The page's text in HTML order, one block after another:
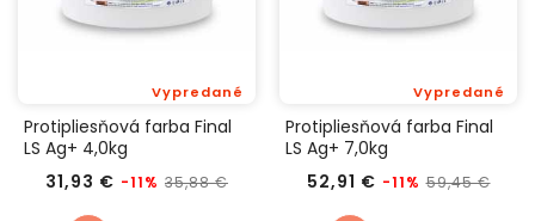
Protipliesňová farba Final
LS Ag+ 4,0kg
31,93 € Bežná
-11% 35,88 €
Vypredané
Cena
Protipliesňová farba Final
LS Ag+ 7,0kg
52,91 € Bežná
-11% 59,45 €
Vypredané